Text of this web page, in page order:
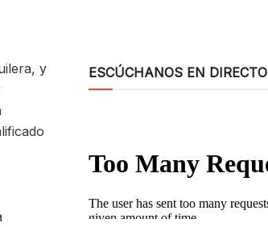
y
ESCÚCHANOS EN DIRECTO